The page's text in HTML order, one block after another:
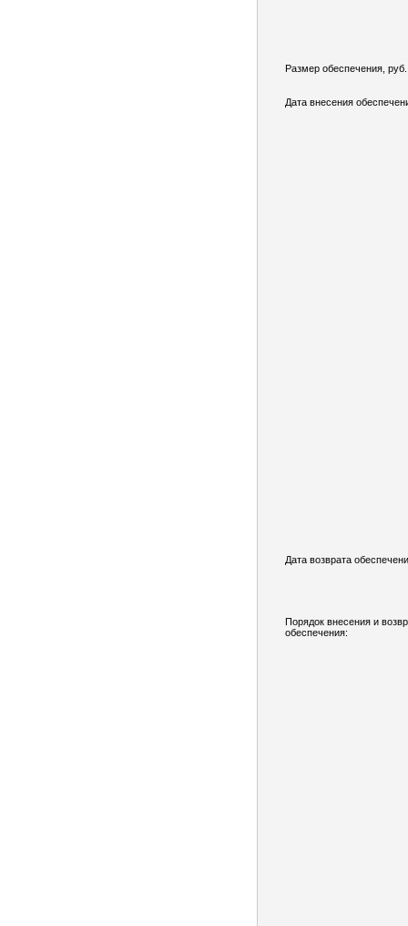
Размер обеспечения,
Дата внесения
Дата возврата
Порядок внесения и
обеспечения: